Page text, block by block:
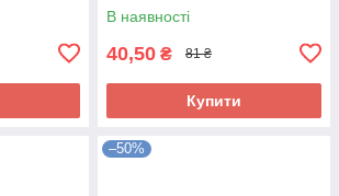
В наявності
40,50 ₴ 81 ₴
Купити
–50%